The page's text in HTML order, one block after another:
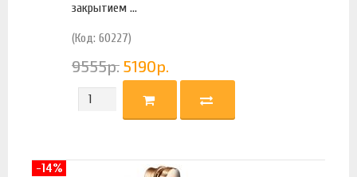
закрытием ...
(Код: 60227)
9555р. 5190р.
-14%